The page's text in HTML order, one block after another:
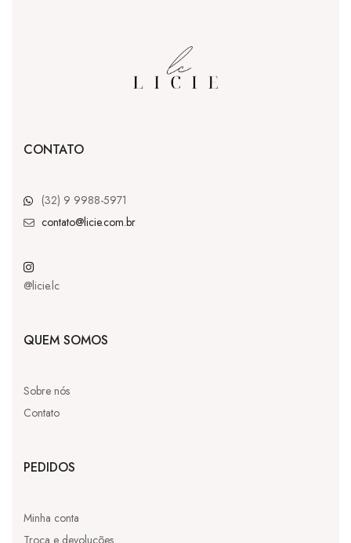
CONTATO
(32) 9 9988-5971
contato@licie.com.br
@licie.lc
QUEM SOMOS
Sobre nós
Contato
PEDIDOS
Minha conta
Troca e devoluções